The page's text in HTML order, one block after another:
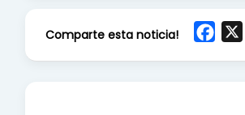
Comparte esta noticia!